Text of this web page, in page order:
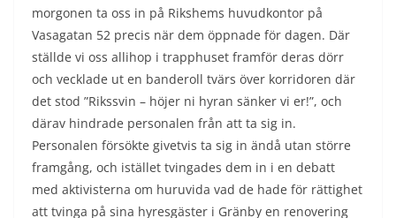
morgonen ta oss in på Rikshems huvudkontor på
Vasagatan 52 precis när dem öppnade för dagen. Där
ställde vi oss allihop i trapphuset framför deras dörr
och vecklade ut en banderoll tvärs över korridoren där
det stod ”Rikssvin – höjer ni hyran sänker vi er!”, och
därav hindrade personalen från att ta sig in.
Personalen försökte givetvis ta sig in ändå utan större
framgång, och istället tvingades dem in i en debatt
med aktivisterna om huruvida vad de hade för rättighet
att tvinga på sina hyresgäster i Gränby en renovering